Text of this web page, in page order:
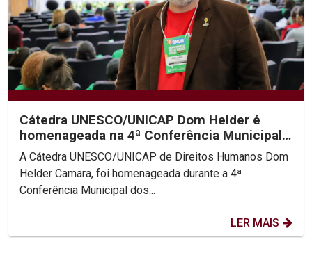
Cátedra UNESCO/UNICAP Dom Helder é
homenageada na 4ª Conferência Municipal
de Direitos Humanos do...
A Cátedra UNESCO/UNICAP de Direitos Humanos Dom
Helder Camara, foi homenageada durante a 4ª
Conferência Municipal dos...
LER MAIS